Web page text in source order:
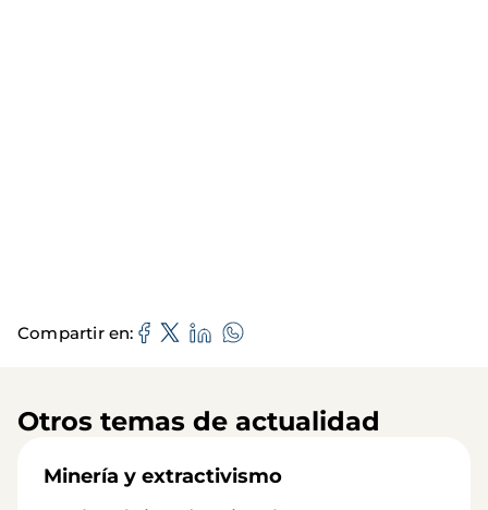
Compartir en
Otros temas de actualidad
Minería y extractivismo